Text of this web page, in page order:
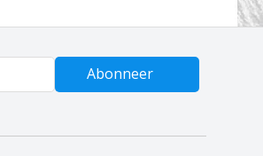
Abonneer